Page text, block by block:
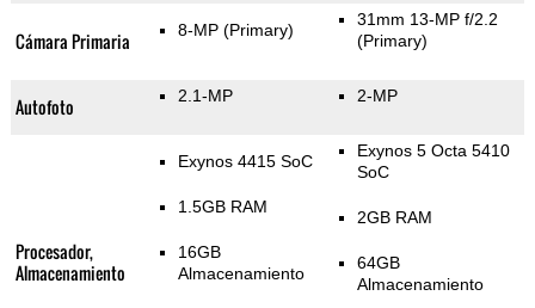
Cámara Primaria 8-MP (Primary)
31mm 13-MP f/2.2
(Primary)
Autofoto 2.1-MP 2-MP
Procesador,
Almacenamiento
Exynos 4415 SoC
1.5GB RAM
16GB
Almacenamiento
Exynos 5 Octa 5410
SoC
2GB RAM
64GB
Almacenamiento